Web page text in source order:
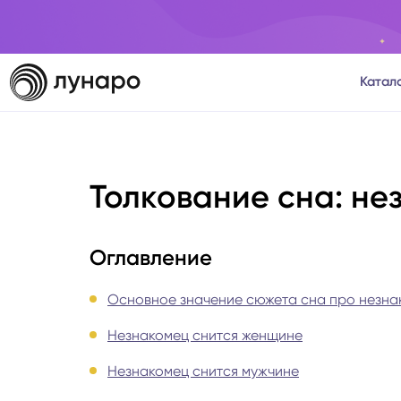
Толкование сна:
Оглавление
Основное значение сюжета сна про
Незнакомец снится женщине
Незнакомец снится мужчине